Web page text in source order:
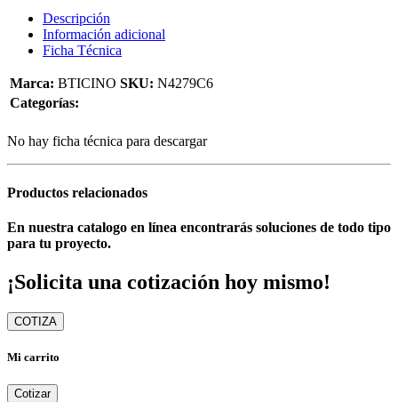
Descripción
Información adicional
Ficha Técnica
Marca: BTICINO SKU: N4279C6
Categorías:
No hay ficha técnica para descargar
Productos relacionados
En nuestra catalogo en línea encontrarás soluciones de todo tipo
para tu proyecto.
¡Solicita una cotización hoy mismo!
COTIZA
Mi carrito
Cotizar